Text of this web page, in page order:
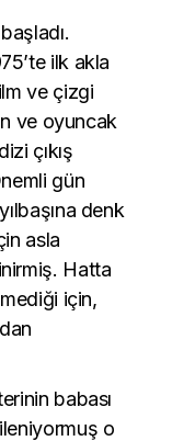
ilk akla
ve çizgi
ve oyuncak
çıkış
gün
denk
asla
Hatta
için,
babası
o